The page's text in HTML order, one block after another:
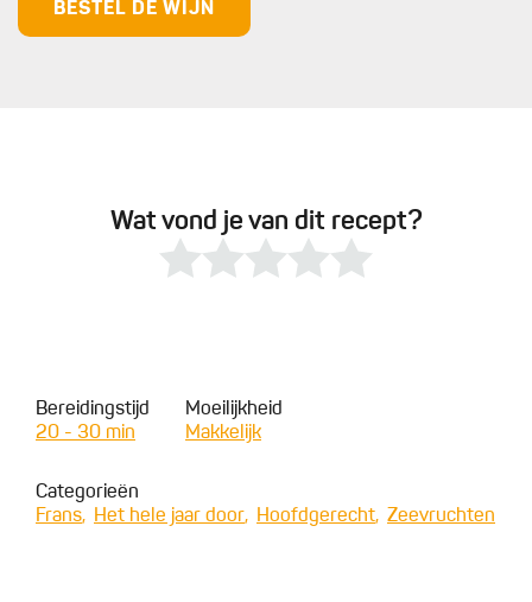
BESTEL DE WIJN
Wat vond je van dit recept?
Bereidingstijd
20 - 30 min
Moeilijkheid
Makkelijk
Categorieën
Frans
Het hele jaar door Hoofdgerecht Zeevruchten